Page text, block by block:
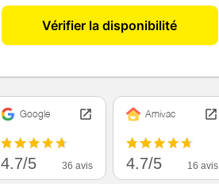
Vérifier la disponibilité
Google
4.7/5 36 avis
Amivac
4.7/5 16 avis